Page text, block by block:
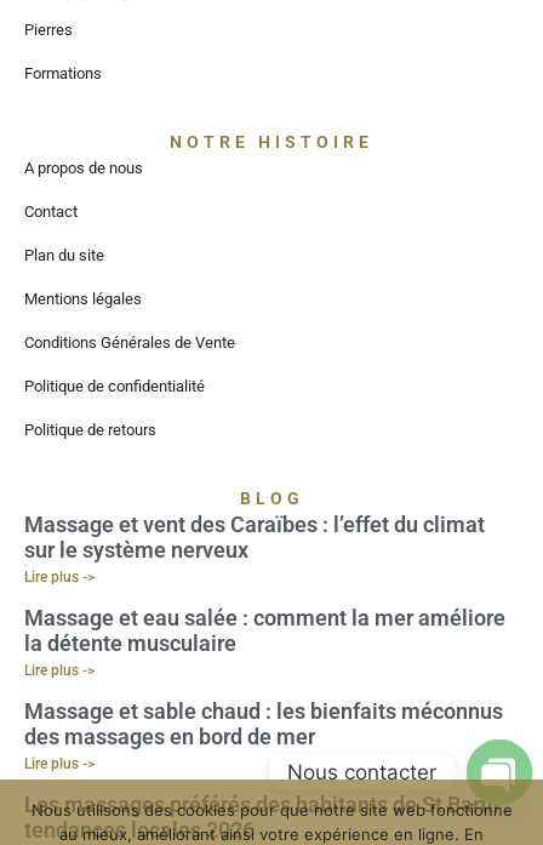
Pierres
Formations
NOTRE HISTOIRE
A propos de nous
Contact
Plan du site
Mentions légales
Conditions Générales de Vente
Politique de confidentialité
Politique de retours
BLOG
Massage et vent des Caraïbes : l’effet du climat
sur le système nerveux
Lire plus ->
Massage et eau salée : comment la mer améliore
la détente musculaire
Lire plus ->
Massage et sable chaud : les bienfaits méconnus
des massages en bord de mer
Lire plus ->
Les massages préférés des habitants de St Barth :
tendances locales 2026
Nous utilisons des cookies pour que notre site web fonctionne
au mieux, améliorant ainsi votre expérience en ligne. En
Nous contacter